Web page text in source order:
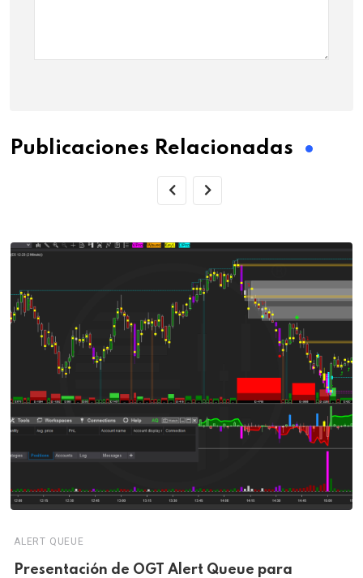
Publicaciones Relacionadas
ALERT QUEUE
Presentación de OGT Alert Queue para